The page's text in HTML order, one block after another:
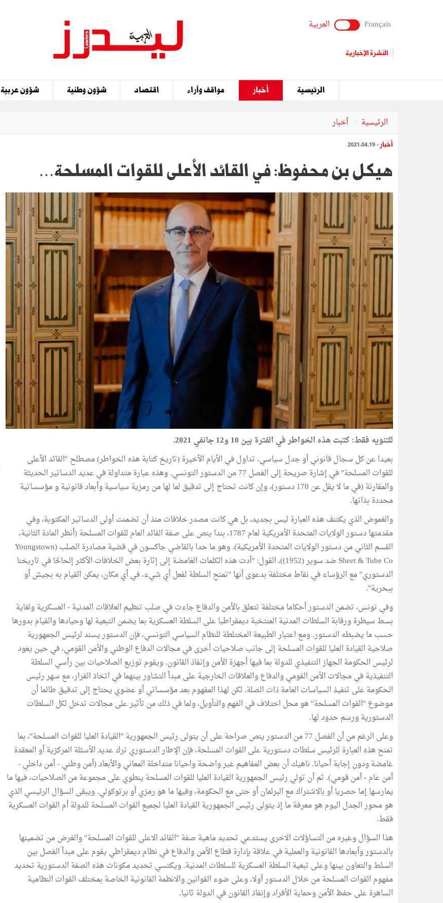
Français العربية
النشرة الإخبارية
الرئيسية أخبار مواقف وآراء اقتصاد شؤون وطنية شؤون عربية
الرئيسية أخبار
أخبار - 2021.04.19
هيكل بن محفوظ: في القائد الأعلى للقوات المسلحة…
للتنويه فقط: كتبت هذه الخواطر في الفترة بين 10 و12 جانفي 2021.
بعيدا عن كل سجال قانوني أو جدل سياسي، تداول في الأيام الأخيرة (تاريخ كتابة هذه الخواطر) مصطلح "القائد الأعلى
للقوات المسلحة" في إشارة صريحة إلى الفصل 77 من الدستور التونسي. وهذه عبارة متداولة في عديد الدساتير الحديثة
والمقارنة (في ما لا يقل عن 170 دستور)، وإن كانت تحتاج إلى تدقيق لما لها من رمزية سياسية وأبعاد قانونية و مؤسساتية
محددة بذاتها.
والغموض الذي يكتنف هذه العبارة ليس بجديد، بل هي كانت مصدر خلافات منذ أن تضمنت أولى الدساتير المكتوبة، وفي
مقدمتها دستور الولايات المتحدة الأمريكية لعام 1787، بندا ينص على صفة القائد العام للقوات المسلحة (أنظر المادة الثانية،
القسم الثاني من دستور الولايات المتحدة الأمريكية). وهو ما حدا بالقاضي جاكسون في قضية مصادرة الصلب (Youngstown
Sheet & Tube Co ضد سوير (1952))، القول: "أدت هذه الكلمات الغامضة إلى إثارة بعض الخلافات الأكثر إلحاحًا في تاريخنا
الدستوري" مع الرؤساء في نقاط مختلفة بدعوى أنها "تمنح السلطة لفعل أي شيء، في أي مكان، يمكن القيام به بجيش أو
ببحرية".
وفي تونس، تضمن الدستور أحكاما مختلفة تتعلق بالأمن والدفاع جاءت في صلب تنظيم العلاقات المدنية - العسكرية ولغاية
بسط سيطرة ورقابة السلطات المدنية المنتخبة ديمقراطيا على السلطة العسكرية بما يضمن التبعية لها وحيادها والقيام بدورها
حسب ما يضبطه الدستور. ومع اعتبار الطبيعة المختلطة للنظام السياسي التونسي، فإن الدستور يسند لرئيس الجمهورية
صلاحية القيادة العليا للقوات المسلحة إلى جانب صلاحيات أخرى في مجالات الدفاع الوطني والأمن القومي، في حين يعود
لرئيس الحكومة الجهاز التنفيذي للدولة بما فيها أجهزة الأمن وإنفاذ القانون. ويقوم توزيع الصلاحيات بين رأسي السلطة
التنفيذية في مجالات الأمن القومي والدفاع والعلاقات الخارجية على مبدأ التشاور بينهما في اتخاذ القرار، مع سهر رئيس
الحكومة على تنفيذ السياسات العامة ذات الصلة. لكن لهذا المفهوم بعد مؤسساتي أو عضوي يحتاج إلى تدقيق طالما أن
موضوع "القوات المسلحة" هو محل اختلاف في الفهم والتأويل، ولما في ذلك من تأثير على مجالات تدخل لكل السلطات
الدستورية ورسم حدود لها.
وعلى الرغم من أن الفصل 77 من الدستور ينص صراحة على أن يتولى رئيس الجمهورية "القيادة العليا للقوات المسلحة"، بما
تمنح هذه العبارة للرئيس سلطات دستورية على القوات المسلحة، فإن الإطار الدستوري ترك عديد الأسئلة المركزية أو المعقدة
غامضة ودون إجابة أحيانا. ناهيك أن بعض المفاهيم غير واضحة واحيانا متداخلة المعاني والأبعاد (أمن وطني - أمن داخلي -
أمن عام - أمن قومي). ثم أن تولي رئيس الجمهورية القيادة العليا للقوات المسلحة ينطوي على مجموعة من الصلاحيات، فيها ما
يمارسها إما حصريا أو بالاشتراك مع البرلمان أو حتى مع الحكومة، وفيها ما هو رمزي أو برتوكولي. ويبقى السؤال الرئيسي الذي
هو محور الجدل اليوم هو معرفة ما إذ يتولى رئيس الجمهورية القيادة العليا لجميع القوات المسلحة للدولة أم القوات العسكرية
فقط.
هذا السؤال وغيره من التساؤلات الاخرى يستدعي تحديد ماهية صفة "القائد الاعلى للقوات المسلحة" والغرض من تضمينها
بالدستور وأبعادها القانونية والعملية في علاقة بإدارة قطاع الأمن والدفاع في نظام ديمقراطي يقوم على مبدأ الفصل بين
السلط والتعاون بينها وعلى تبعية السلطة العسكرية للسلطات المدنية. ويكتسي تحديد مكونات هذه الصفة الدستورية تحديد
مفهوم القوات المسلحة من خلال الدستور أولا، وعلى ضوء القوانين والانظمة القانونية الخاصة بمختلف القوات النظامية
الساهرة على حفظ الأمن وحماية الأفراد وإنفاذ القانون في الدولة ثانيا.